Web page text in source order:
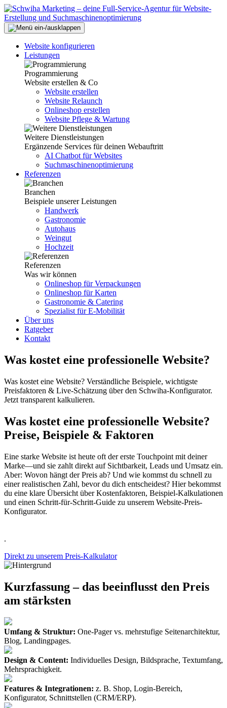
Website konfigurieren
Leistungen
Programmierung
Website erstellen & Co
Website erstellen
Website Relaunch
Onlineshop erstellen
Website Pflege & Wartung
Weitere Dienstleistungen
Ergänzende Services für deinen Webauftritt
AI Chatbot für Websites
Suchmaschinenoptimierung
Referenzen
Branchen
Beispiele unserer Leistungen
Handwerk
Gastronomie
Autohaus
Weingut
Hochzeit
Referenzen
Was wir können
Onlineshop für Verpackungen
Onlineshop für Karten
Gastronomie & Catering
Spezialist für E-Mobilität
Über uns
Ratgeber
Kontakt
Was kostet eine professionelle Website?
Was kostet eine Website? Verständliche Beispiele, wichtigste
Preisfaktoren & Live-Schätzung über den Schwiha-Konfigurator.
Jetzt transparent kalkulieren.
Was kostet eine professionelle Website?
Preise, Beispiele & Faktoren
Eine starke Website ist heute oft der erste Touchpoint mit deiner
Marke—und sie zahlt direkt auf Sichtbarkeit, Leads und Umsatz ein.
Aber: Wovon hängt der Preis ab? Und wie kommst du schnell zu
einer realistischen Zahl, bevor du dich entscheidest? Hier bekommst
du eine klare Übersicht über Kostenfaktoren, Beispiel-Kalkulationen
und einen Schritt-für-Schritt-Guide zu unserem Website-Preis-
Konfigurator.
.
Direkt zu unserem Preis-Kalkulator
Kurzfassung – das beeinflusst den Preis
am stärksten
Umfang & Struktur: One-Pager vs. mehrstufige Seitenarchitektur,
Blog, Landingpages.
Design & Content: Individuelles Design, Bildsprache, Textumfang,
Mehrsprachigkeit.
Features & Integrationen: z. B. Shop, Login-Bereich,
Konfigurator, Schnittstellen (CRM/ERP).